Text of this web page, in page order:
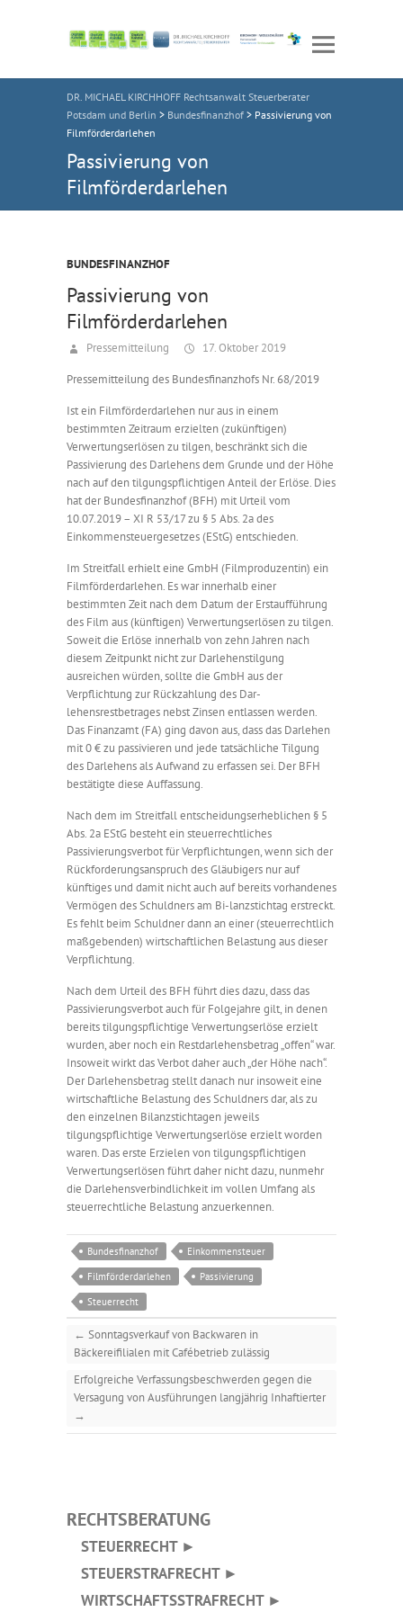
DR. MICHAEL KIRCHHOFF Rechtsanwalt Steuerberater
Potsdam und Berlin > Bundesfinanzhof > Passivierung von
Filmförderdarlehen
Passivierung von
Filmförderdarlehen
BUNDESFINANZHOF
Passivierung von
Filmförderdarlehen
Pressemitteilung 17. Oktober 2019
Pressemitteilung des Bundesfinanzhofs Nr. 68/2019
Ist ein Filmförderdarlehen nur aus in einem
bestimmten Zeitraum erzielten (zukünftigen)
Verwertungserlösen zu tilgen, beschränkt sich die
Passivierung des Darlehens dem Grunde und der Höhe
nach auf den tilgungspflichtigen Anteil der Erlöse. Dies
hat der Bundesfinanzhof (BFH) mit Urteil vom
10.07.2019 – XI R 53/17 zu § 5 Abs. 2a des
Einkommensteuergesetzes (EStG) entschieden.
Im Streitfall erhielt eine GmbH (Filmproduzentin) ein
Filmförderdarlehen. Es war innerhalb einer
bestimmten Zeit nach dem Datum der Erstaufführung
des Film aus (künftigen) Verwertungserlösen zu tilgen.
Soweit die Erlöse innerhalb von zehn Jahren nach
diesem Zeitpunkt nicht zur Darlehenstilgung
ausreichen würden, sollte die GmbH aus der
Verpflichtung zur Rückzahlung des Dar-
lehensrestbetrages nebst Zinsen entlassen werden.
Das Finanzamt (FA) ging davon aus, dass das Darlehen
mit 0 € zu passivieren und jede tatsächliche Tilgung
des Darlehens als Aufwand zu erfassen sei. Der BFH
bestätigte diese Auffassung.
Nach dem im Streitfall entscheidungserheblichen § 5
Abs. 2a EStG besteht ein steuerrechtliches
Passivierungsverbot für Verpflichtungen, wenn sich der
Rückforderungsanspruch des Gläubigers nur auf
künftiges und damit nicht auch auf bereits vorhandenes
Vermögen des Schuldners am Bi-lanzstichtag erstreckt.
Es fehlt beim Schuldner dann an einer (steuerrechtlich
maßgebenden) wirtschaftlichen Belastung aus dieser
Verpflichtung.
Nach dem Urteil des BFH führt dies dazu, dass das
Passivierungsverbot auch für Folgejahre gilt, in denen
bereits tilgungspflichtige Verwertungserlöse erzielt
wurden, aber noch ein Restdarlehensbetrag „offen“ war.
Insoweit wirkt das Verbot daher auch „der Höhe nach“.
Der Darlehensbetrag stellt danach nur insoweit eine
wirtschaftliche Belastung des Schuldners dar, als zu
den einzelnen Bilanzstichtagen jeweils
tilgungspflichtige Verwertungserlöse erzielt worden
waren. Das erste Erzielen von tilgungspflichtigen
Verwertungserlösen führt daher nicht dazu, nunmehr
die Darlehensverbindlichkeit im vollen Umfang als
steuerrechtliche Belastung anzuerkennen.
Bundesfinanzhof
Einkommensteuer
Filmförderdarlehen
Passivierung
Steuerrecht
← Sonntagsverkauf von Backwaren in
Bäckereifilialen mit Cafébetrieb zulässig
Erfolgreiche Verfassungsbeschwerden gegen die
Versagung von Ausführungen langjährig Inhaftierter
→
RECHTSBERATUNG
STEUERRECHT ►
STEUERSTRAFRECHT ►
WIRTSCHAFTSSTRAFRECHT ►